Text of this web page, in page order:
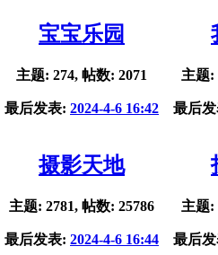
宝宝乐园
主题: 274, 帖数: 2071
最后发表: 2024-4-6 16:42
主题:
最后
摄影天地
主题: 2781, 帖数: 25786
最后发表: 2024-4-6 16:44
主题:
最后